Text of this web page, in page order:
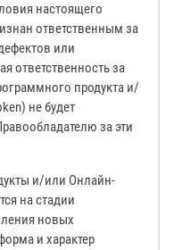
настоящего
ответственным за
или
ответственность за
продукта и/
не будет
за эти
и/или Онлайн-
на стадии
новых
и характер